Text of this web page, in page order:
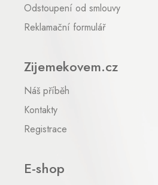
Odstoupení od smlouvy
Reklamační formulář
Zijemekovem.cz
Náš příběh
Kontakty
Registrace
E-shop